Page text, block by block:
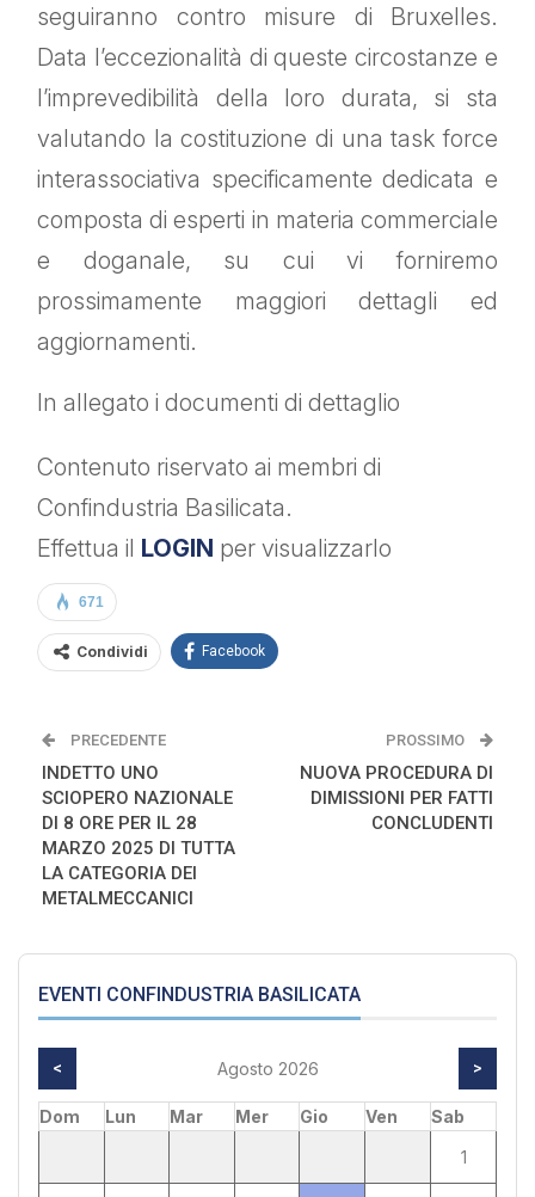
seguiranno contro misure di Bruxelles.
Data l’eccezionalità di queste circostanze e
l’imprevedibilità della loro durata, si sta
valutando la costituzione di una task force
interassociativa specificamente dedicata e
composta di esperti in materia commerciale
e doganale, su cui vi forniremo
prossimamente maggiori dettagli ed
aggiornamenti.
In allegato i documenti di dettaglio
Contenuto riservato ai membri di
Confindustria Basilicata.
Effettua il LOGIN per visualizzarlo
671
Condividi Facebook
PRECEDENTE
INDETTO UNO
SCIOPERO NAZIONALE
DI 8 ORE PER IL 28
MARZO 2025 DI TUTTA
LA CATEGORIA DEI
METALMECCANICI
PROSSIMO
NUOVA PROCEDURA DI
DIMISSIONI PER FATTI
CONCLUDENTI
EVENTI CONFINDUSTRIA BASILICATA
< Agosto 2026 >
Dom Lun Mar Mer Gio Ven
Sab
1